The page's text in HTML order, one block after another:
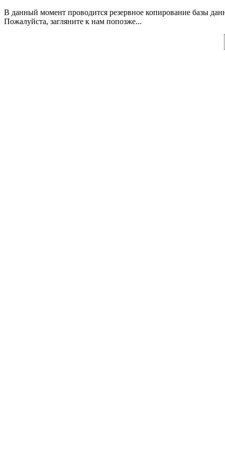
В данный момент проводится резервное копирование базы
Пожалуйста, загляните к нам попозже...